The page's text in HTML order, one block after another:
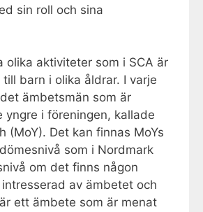
sin roll och sina
olika aktiviteter som i SCA är
barn i olika åldrar. I varje
ämbetsmän som är
yngre i föreningen, kallade
(MoY). Det kan finnas MoYs
som i Nordmark
om det finns någon
av ämbetet och
ett ämbete som är menat